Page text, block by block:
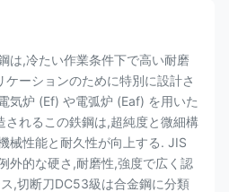
は,冷たい作業条件下で高い耐磨
ーションのために特別に設計さ
気炉 (Ef) や電弧炉 (Eaf) を用いた
されるこの鉄鋼は,超純度と微細構
械性能と耐久性が向上する. JIS
外的な硬さ,耐磨性,強度で広く認
,切断刀DC53級は合金鋼に分類